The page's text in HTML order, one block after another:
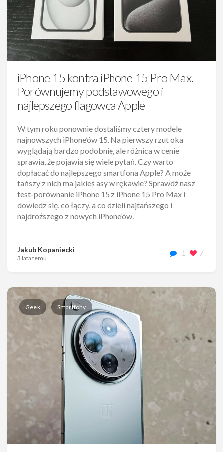
iPhone 15 kontra iPhone 15 Pro Max.
Porównujemy podstawowego i
najlepszego flagowca Apple
W tym roku ponownie dostaliśmy cztery modele
najnowszych iPhone’ów 15. Na pierwszy rzut oka
wyglądają bardzo podobnie, ale różnica w cenie
sprawia, że pojawia się wiele pytań. Czy warto
dopłacać do najlepszego smartfona Apple? A może
tańszy z nich ma jakieś asy w rękawie? Sprawdź nasz
test-porównanie iPhone 15 z iPhone 15 Pro Max i
dowiedz się, co łączy, a co dzieli najtańszego i
najdroższego z nowych iPhone’ów.
Jakub Kopaniecki
3 lata temu
1 7
Geek Smartfony